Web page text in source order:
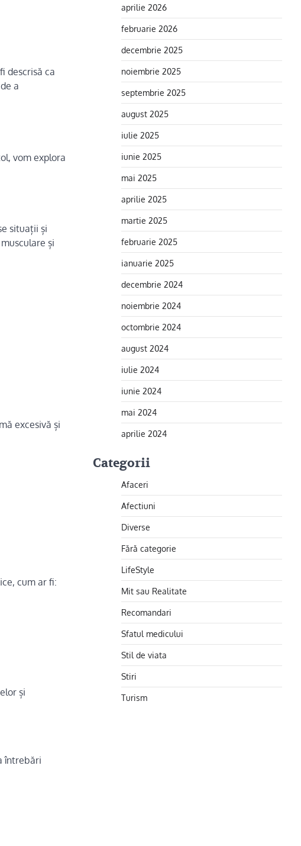
descrisă ca
a
vom explora
situații și
și
excesivă și
cum ar fi:
și
întrebări
aprilie 2026
februarie 2026
decembrie 2025
noiembrie 2025
septembrie 2025
august 2025
iulie 2025
iunie 2025
mai 2025
aprilie 2025
martie 2025
februarie 2025
ianuarie 2025
decembrie 2024
noiembrie 2024
octombrie 2024
august 2024
iulie 2024
iunie 2024
mai 2024
aprilie 2024
Categorii
Afaceri
Afectiuni
Diverse
Fără categorie
LifeStyle
Mit sau Realitate
Recomandari
Sfatul medicului
Stil de viata
Stiri
Turism